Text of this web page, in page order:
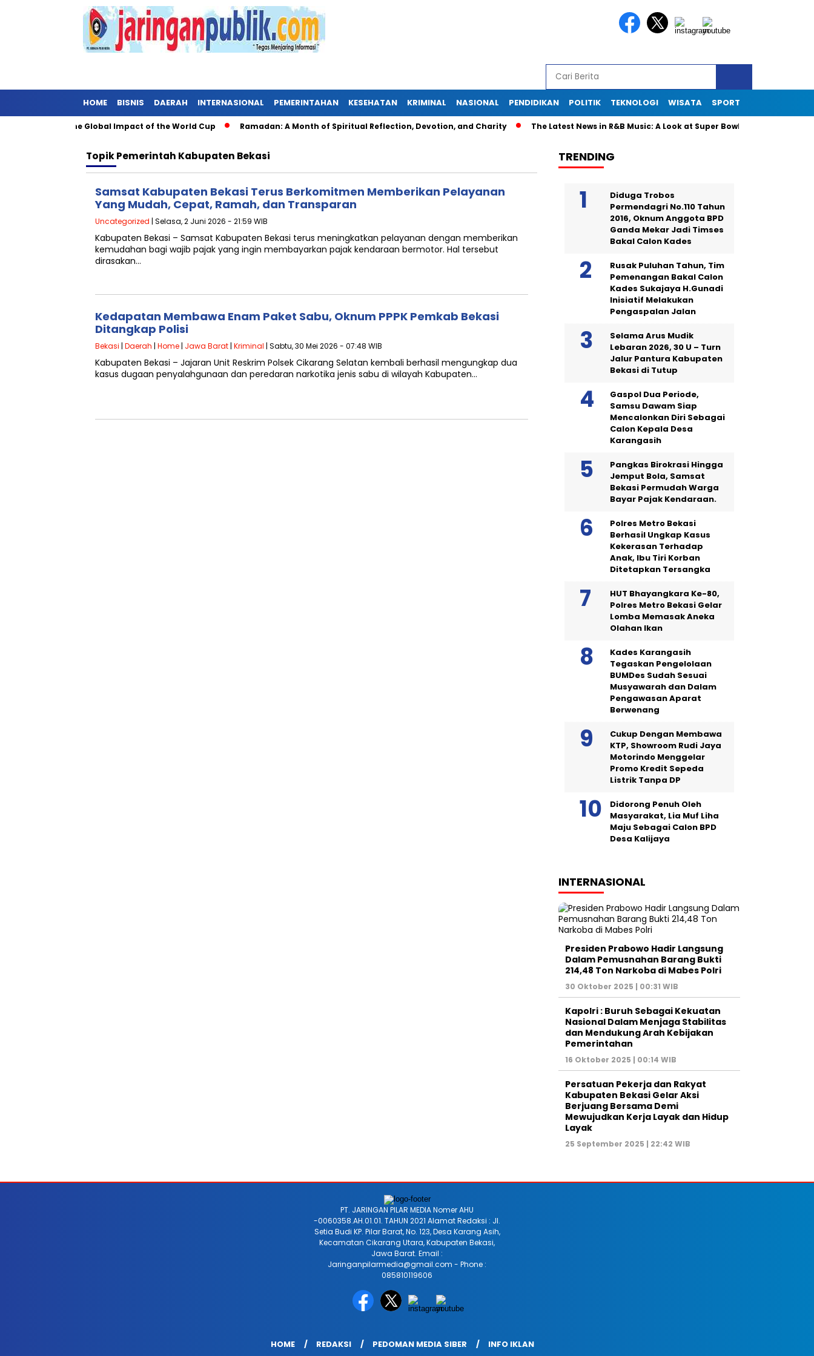
HOME BISNIS DAERAH INTERNASIONAL PEMERINTAHAN KESEHATAN KRIMINAL NASIONAL PENDIDIKAN POLITIK TEKNOLOGI WISATA SPORT
Soccer: The Global Impact of the World Cup Ramadan: A Month of Spiritual Reflection, Devotion, and Charity The Latest News in R&B Music: A Look at Super Bowl Performances,
TopikPemerintah Kabupaten Bekasi
Samsat Kabupaten Bekasi Terus Berkomitmen Memberikan Pelayanan
Yang Mudah, Cepat, Ramah, dan Transparan
Uncategorized | Selasa, 2 Juni 2026 - 21:59 WIB
Kabupaten Bekasi – Samsat Kabupaten Bekasi terus meningkatkan pelayanan dengan memberikan
kemudahan bagi wajib pajak yang ingin membayarkan pajak kendaraan bermotor. Hal tersebut
dirasakan…
Kedapatan Membawa Enam Paket Sabu, Oknum PPPK Pemkab Bekasi
Ditangkap Polisi
Bekasi | Daerah | Home | Jawa Barat | Kriminal | Sabtu, 30 Mei 2026 - 07:48 WIB
Kabupaten Bekasi – Jajaran Unit Reskrim Polsek Cikarang Selatan kembali berhasil mengungkap dua
kasus dugaan penyalahgunaan dan peredaran narkotika jenis sabu di wilayah Kabupaten…
TRENDING
Diduga Trobos
Permendagri No.110 Tahun
2016, Oknum Anggota BPD
Ganda Mekar Jadi Timses
Bakal Calon Kades
Rusak Puluhan Tahun, Tim
Pemenangan Bakal Calon
Kades Sukajaya H.Gunadi
Inisiatif Melakukan
Pengaspalan Jalan
Selama Arus Mudik
Lebaran 2026, 30 U – Turn
Jalur Pantura Kabupaten
Bekasi di Tutup
Gaspol Dua Periode,
Samsu Dawam Siap
Mencalonkan Diri Sebagai
Calon Kepala Desa
Karangasih
Pangkas Birokrasi Hingga
Jemput Bola, Samsat
Bekasi Permudah Warga
Bayar Pajak Kendaraan.
Polres Metro Bekasi
Berhasil Ungkap Kasus
Kekerasan Terhadap
Anak, Ibu Tiri Korban
Ditetapkan Tersangka
HUT Bhayangkara Ke-80,
Polres Metro Bekasi Gelar
Lomba Memasak Aneka
Olahan Ikan
Kades Karangasih
Tegaskan Pengelolaan
BUMDes Sudah Sesuai
Musyawarah dan Dalam
Pengawasan Aparat
Berwenang
Cukup Dengan Membawa
KTP, Showroom Rudi Jaya
Motorindo Menggelar
Promo Kredit Sepeda
Listrik Tanpa DP
Didorong Penuh Oleh
Masyarakat, Lia Muf Liha
Maju Sebagai Calon BPD
Desa Kalijaya
INTERNASIONAL
Presiden Prabowo Hadir Langsung
Dalam Pemusnahan Barang Bukti
214,48 Ton Narkoba di Mabes Polri
30 Oktober 2025 | 00:31 WIB
Kapolri : Buruh Sebagai Kekuatan
Nasional Dalam Menjaga Stabilitas
dan Mendukung Arah Kebijakan
Pemerintahan
16 Oktober 2025 | 00:14 WIB
Persatuan Pekerja dan Rakyat
Kabupaten Bekasi Gelar Aksi
Berjuang Bersama Demi
Mewujudkan Kerja Layak dan Hidup
Layak
25 September 2025 | 22:42 WIB
PT. JARINGAN PILAR MEDIA Nomer AHU
-0060358.AH.01.01. TAHUN 2021 Alamat Redaksi : Jl.
Setia Budi KP. Pilar Barat, No. 123, Desa Karang Asih,
Kecamatan Cikarang Utara, Kabupaten Bekasi,
Jawa Barat. Email :
Jaringanpilarmedia@gmail.com - Phone :
085810119606
HOME REDAKSI PEDOMAN MEDIA SIBER INFO IKLAN